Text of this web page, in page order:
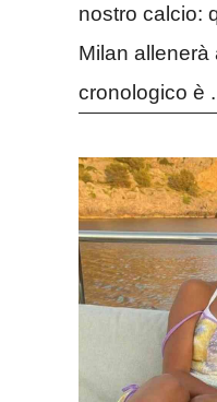
nostro calcio:
Milan allenerà
cronologico è